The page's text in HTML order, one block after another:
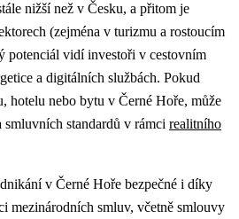
nižší než v Česku, a přitom je
(zejména v turizmu a rostoucím
potenciál vidí investoři v cestovním
a digitálních službách. Pokud
hotelu nebo bytu v Černé Hoře, může
smluvních standardů v rámci realitního
v Černé Hoře bezpečné i díky
mezinárodních smluv, včetně smlouvy